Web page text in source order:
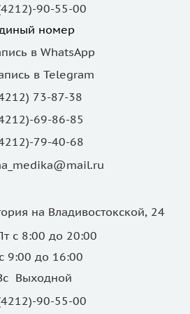
90-55-00
номер
в WhatsApp
в Telegram
73-87-38
69-86-85
79-40-68
на Владивостокской, 24
с 8:00 до 20:00
9:00 до 16:00
Выходной
90-55-00